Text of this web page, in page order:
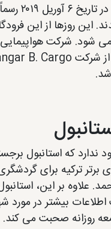
این روزها از این
شود. شرکت هواپیمایی
که استانبول
علاوه بر این،
بیشتر در مورد
روزانه صحبت می کند.